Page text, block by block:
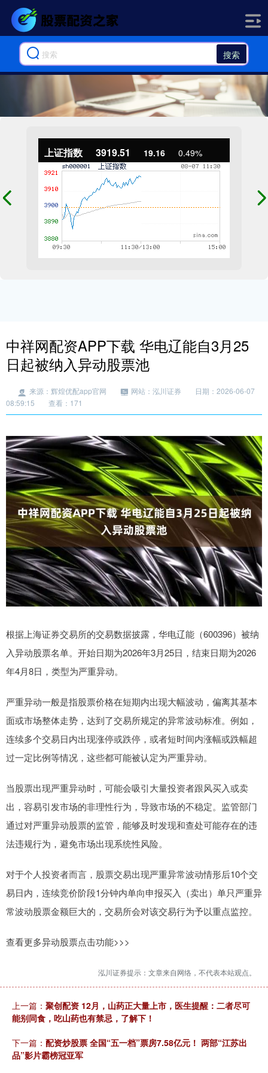
搜索
上证指数 3919.51 19.16 0.49%
中祥网配资APP下载 华电辽能自3月25
日起被纳入异动股票池
来源：辉煌优配app官网 网站：泓川证券
日期：2026-06-07
08:59:15
查看：171
根据上海证券交易所的交易数据披露，华电辽能（600396）被纳
入异动股票名单。开始日期为2026年3月25日，结束日期为2026
年4月8日，类型为严重异动。
严重异动一般是指股票价格在短期内出现大幅波动，偏离其基本
面或市场整体走势，达到了交易所规定的异常波动标准。例如，
连续多个交易日内出现涨停或跌停，或者短时间内涨幅或跌幅超
过一定比例等情况，这些都可能被认定为严重异动。
当股票出现严重异动时，可能会吸引大量投资者跟风买入或卖
出，容易引发市场的非理性行为，导致市场的不稳定。监管部门
通过对严重异动股票的监管，能够及时发现和查处可能存在的违
法违规行为，避免市场出现系统性风险。
对于个人投资者而言，股票交易出现严重异常波动情形后10个交
易日内，连续竞价阶段1分钟内单向申报买入（卖出）单只严重异
常波动股票金额巨大的，交易所会对该交易行为予以重点监控。
查看更多异动股票点击功能>>>
泓川证券提示：文章来自网络，不代表本站观点。
上一篇： 聚创配资 12月，山药正大量上市，医生提醒：二者尽可
能别同食，吃山药也有禁忌，了解下！
下一篇： 配资炒股票 全国“五一档”票房7.58亿元！ 两部“江苏出
品”影片霸榜冠亚军